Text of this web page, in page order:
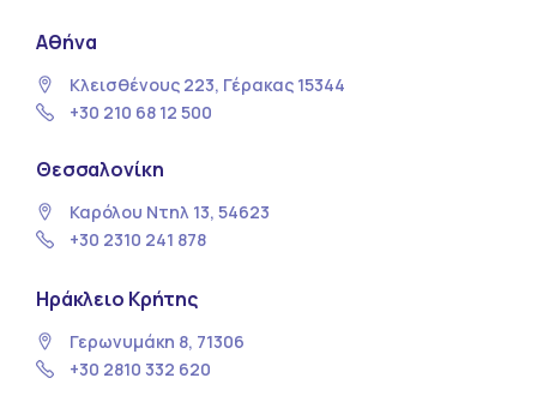
Αθήνα
Κλεισθένους 223, Γέρακας 15344
+30 210 68 12 500
Θεσσαλονίκη
Καρόλου Ντηλ 13, 54623
+30 2310 241 878
Ηράκλειο Κρήτης
Γερωνυμάκη 8, 71306
+30 2810 332 620